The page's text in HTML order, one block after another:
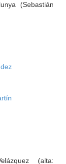
(Sebastián
(alta: